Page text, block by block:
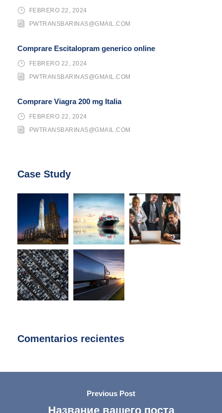
FEBRERO 22, 2024
PWTRANSBARINAS@GMAIL.COM
Comprare Escitalopram generico online
FEBRERO 22, 2024
PWTRANSBARINAS@GMAIL.COM
Comprare Viagra 200 mg Italia
FEBRERO 22, 2024
PWTRANSBARINAS@GMAIL.COM
Case Study
Comentarios recientes
Previous Post
Название вашего поста